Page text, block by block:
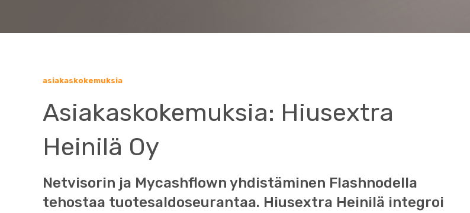
asiakaskokemuksia
Asiakaskokemuksia: Hiusextra
Heinilä Oy
Netvisorin ja Mycashflown yhdistäminen Flashnodella
tehostaa tuotesaldoseurantaa. Hiusextra Heinilä integroi